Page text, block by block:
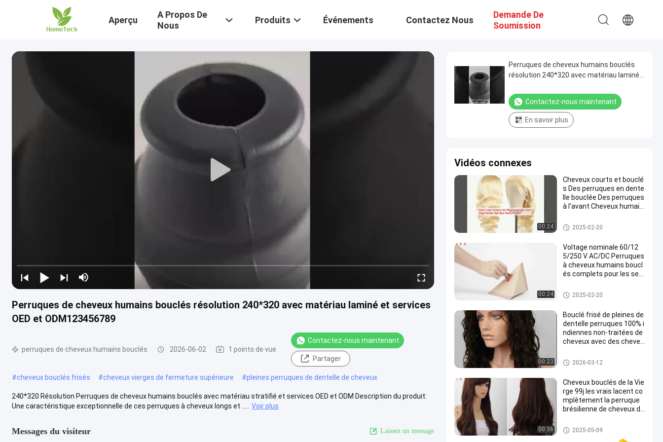
Aperçu
A Propos De
Nous
Produits Événements Contactez Nous
Demande De
Soumission
Perruques de cheveux humains bouclés résolution 240*320 avec matériau laminé et services
OED et ODM123456789
perruques de cheveux humains bouclés 2026-06-02 1 points de vue
Contactez-nous maintenant
Partager
#cheveux bouclés frisés #cheveux vierges de fermeture supérieure #pleines perruques de dentelle de cheveux
240*320 Résolution Perruques de cheveux humains bouclés avec matériau stratifié et services OED et ODM Description du produit:
Une caractéristique exceptionnelle de ces perruques à cheveux longs et .....
Voir plus
Messages du visiteur Laissez un message
Perruques de cheveux humains bouclés
résolution 240*320 avec matériau laminé
Contactez-nous maintenant
En savoir plus
Vidéos connexes
00:24
Cheveux courts et bouclé
s Des perruques en dente
lle bouclée Des perruques
à l'avant Cheveux humain
perruques de cheveux humain
s bouclés
2025-02-20
00:24
Voltage nominale 60/12
5/250 V AC/DC Perruques
à cheveux humains boucl
és complets pour les serv
perruques de cheveux humain
s bouclés
2025-02-20
00:23
Bouclé frisé de pleines de
dentelle perruques 100% i
ndiennes non-traitées de
cheveux avec des cheveu
perruques de cheveux humain
s bouclés
2026-03-12
00:36
Cheveux bouclés de la Vie
rge 99j les vrais lacent co
mplètement la perruque
brésilienne de cheveux de
perruques de cheveux humain
s bouclés
2025-05-09